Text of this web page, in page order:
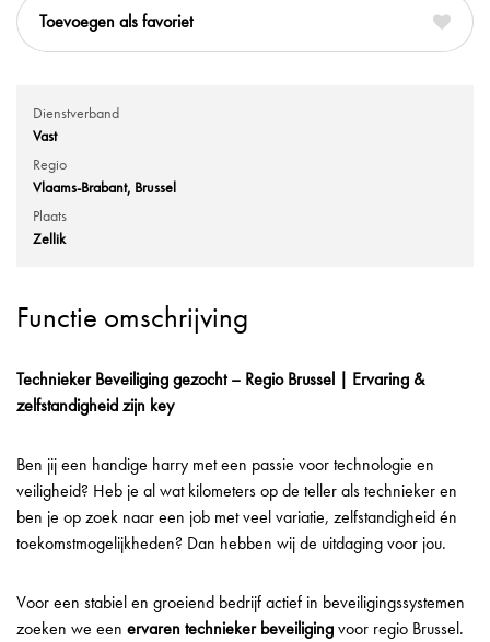
favoriet
Dienstverband
Vast
Regio
Vlaams-Brabant Brussel
Plaats
Zellik
Functie omschrijving
Technieker Beveiliging gezocht – Regio Brussel | Ervaring &
zelfstandigheid zijn key
Ben jij een handige harry met een passie voor technologie en
veiligheid? Heb je al wat kilometers op de teller als technieker en
ben je op zoek naar een job met veel variatie, zelfstandigheid én
toekomstmogelijkheden? Dan hebben wij de uitdaging voor jou.
Voor een stabiel en groeiend bedrijf actief in beveiligingssystemen
zoeken we een ervaren technieker beveiligingvoor regio Brussel.